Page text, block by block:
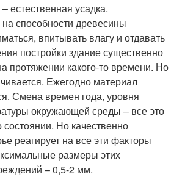
естественная усадка.
способности древесины
впитывать влагу и отдавать
постройки здание существенно
протяжении какого-то времени. Но
Ежегодно материал
Смена времен года, уровня
окружающей среды – все это
состоянии. Но качественно
реагирует на все эти факторы
размеры этих
– 0,5-2 мм.